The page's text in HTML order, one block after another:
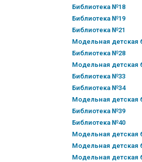
Библиотека №18
Библиотека №19
Библиотека №21
Модельная детская
Библиотека №28
Модельная детская
Библиотека №33
Библиотека №34
Модельная детская
Библиотека №39
Библиотека №40
Модельная детская
Модельная детская
Модельная детская